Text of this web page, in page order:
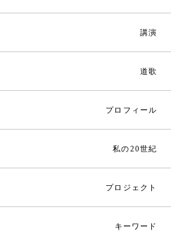
講演
道歌
プロフィール
私の20世紀
プロジェクト
キーワード